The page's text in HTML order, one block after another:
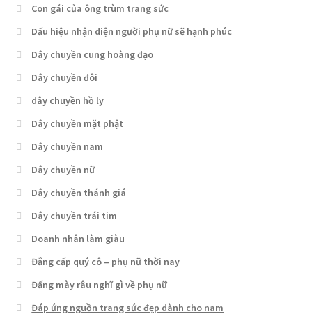
Con gái của ông trùm trang sức
Dấu hiệu nhận diện người phụ nữ sẽ hạnh phúc
Dây chuyền cung hoàng đạo
Dây chuyền đôi
dây chuyền hồ ly
Dây chuyền mặt phật
Dây chuyền nam
Dây chuyền nữ
Dây chuyền thánh giá
Dây chuyền trái tim
Doanh nhân làm giàu
Đẳng cấp quý cô – phụ nữ thời nay
Đấng mày râu nghĩ gì về phụ nữ
Đáp ứng nguồn trang sức đẹp dành cho nam